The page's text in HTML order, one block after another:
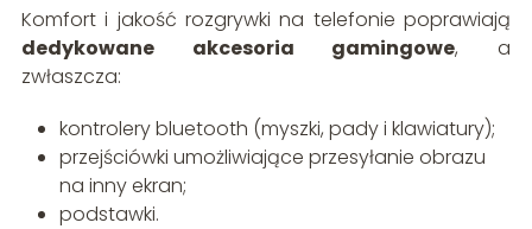
Komfort i jakość rozgrywki na telefonie poprawiają
dedykowane akcesoria gamingowe, a
zwłaszcza:
kontrolery bluetooth (myszki, pady i klawiatury);
przejściówki umożliwiające przesyłanie obrazu
na inny ekran;
podstawki.